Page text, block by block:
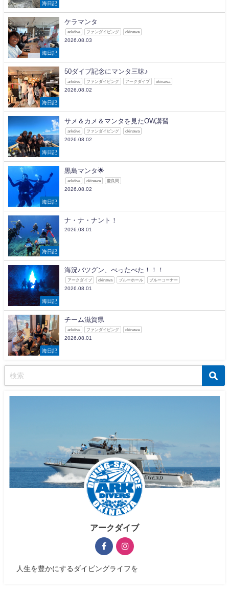
海日記
海日記
ケラマンタ
arkdive ファンダイビング okinawa
2026.08.03
海日記
50ダイブ記念にマンタ三昧♪
arkdive ファンダイビング アークダイブ okinawa
2026.08.02
海日記
サメ＆カメ＆マンタを見たOW講習
arkdive ファンダイビング okinawa
2026.08.02
海日記
黒島マンタ🌟
arkdive okinawa 慶良間
2026.08.02
海日記
ナ・ナ・ナント！
2026.08.01
海日記
海況バツグン、べったべた！！！
アークダイブ okinawa ブルーホール ブルーコーナー
2026.08.01
海日記
チーム滋賀県
arkdive ファンダイビング okinawa
2026.08.01
アークダイブ
人生を豊かにするダイビングライフを